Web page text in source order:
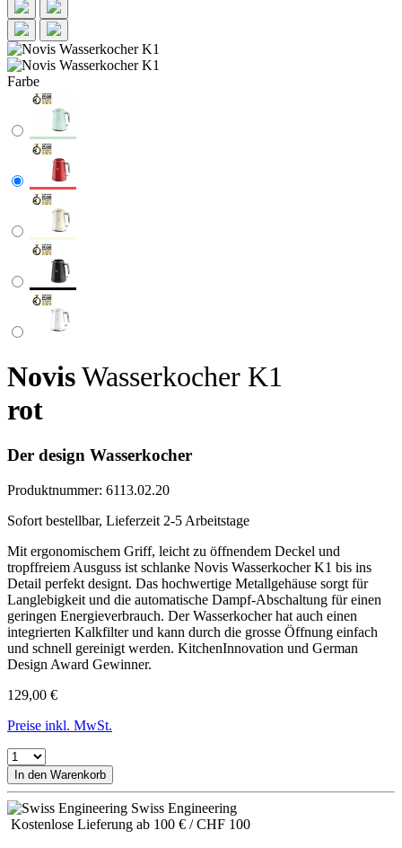
Farbe
NovisWasserkocher K1
rot
Der design Wasserkocher
Produktnummer: 6113.02.20
Sofort bestellbar, Lieferzeit 2-5 Arbeitstage
Mit ergonomischem Griff, leicht zu öffnendem Deckel und
tropffreiem Ausguss ist schlanke Novis Wasserkocher K1 bis ins
Detail perfekt designt. Das hochwertige Metallgehäuse sorgt für
Langlebigkeit und die automatische Dampf-Abschaltung für einen
geringen Energieverbrauch. Der Wasserkocher hat auch einen
integrierten Kalkfilter und kann durch die grosse Öffnung einfach
und schnell gereinigt werden. KitchenInnovation und German
Design Award Gewinner.
129,00 €
Preise inkl. MwSt.
In den Warenkorb
Swiss Engineering
Kostenlose Lieferung ab 100 € / CHF 100